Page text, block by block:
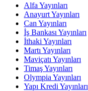
Alfa Yayınları
Anayurt Yayınları
Can Yayınları
İş Bankası Yayınları
İthaki Yayınları
Martı Yayınları
Maviçatı Yayınları
Timaş Yayınları
Olympia Yayınları
Yapı Kredi Yayınları